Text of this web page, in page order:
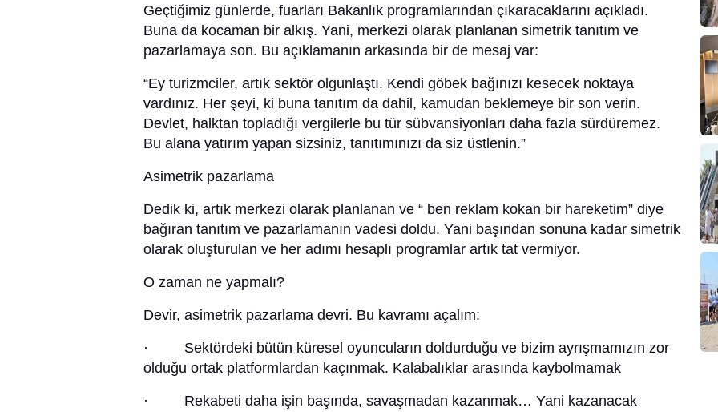
Geçtiğimiz günlerde, fuarları Bakanlık programlarından çıkaracaklarını açıkladı.
Buna da kocaman bir alkış. Yani, merkezi olarak planlanan simetrik tanıtım ve
pazarlamaya son. Bu açıklamanın arkasında bir de mesaj var:
“Ey turizmciler, artık sektör olgunlaştı. Kendi göbek bağınızı kesecek noktaya
vardınız. Her şeyi, ki buna tanıtım da dahil, kamudan beklemeye bir son verin.
Devlet, halktan topladığı vergilerle bu tür sübvansiyonları daha fazla sürdüremez.
Bu alana yatırım yapan sizsiniz, tanıtımınızı da siz üstlenin.”
Asimetrik pazarlama
Dedik ki, artık merkezi olarak planlanan ve “ ben reklam kokan bir hareketim” diye
bağıran tanıtım ve pazarlamanın vadesi doldu. Yani başından sonuna kadar simetrik
olarak oluşturulan ve her adımı hesaplı programlar artık tat vermiyor.
O zaman ne yapmalı?
Devir, asimetrik pazarlama devri. Bu kavramı açalım:
· Sektördeki bütün küresel oyuncuların doldurduğu ve bizim ayrışmamızın zor
olduğu ortak platformlardan kaçınmak. Kalabalıklar arasında kaybolmamak
· Rekabeti daha işin başında, savaşmadan kazanmak… Yani kazanacak